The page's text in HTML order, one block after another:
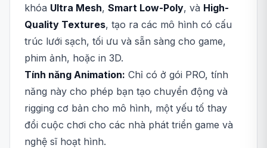
khóa Ultra Mesh, Smart Low-Poly, và High-
Quality Textures, tạo ra các mô hình có cấu
trúc lưới sạch, tối ưu và sẵn sàng cho game,
phim ảnh, hoặc in 3D.
Tính năng Animation: Chỉ có ở gói PRO, tính
năng này cho phép bạn tạo chuyển động và
rigging cơ bản cho mô hình, một yếu tố thay
đổi cuộc chơi cho các nhà phát triển game và
nghệ sĩ hoạt hình.